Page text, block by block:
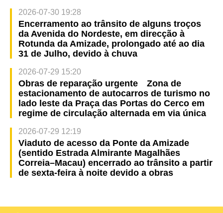
2026-07-30 19:28
Encerramento ao trânsito de alguns troços
da Avenida do Nordeste, em direcção à
Rotunda da Amizade, prolongado até ao dia
31 de Julho, devido à chuva
2026-07-29 15:20
Obras de reparação urgente Zona de
estacionamento de autocarros de turismo no
lado leste da Praça das Portas do Cerco em
regime de circulação alternada em via única
2026-07-29 12:19
Viaduto de acesso da Ponte da Amizade
(sentido Estrada Almirante Magalhães
Correia–Macau) encerrado ao trânsito a partir
de sexta-feira à noite devido a obras